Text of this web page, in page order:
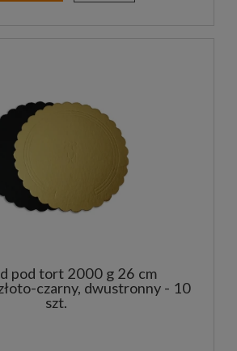
pod tort 2000 g 26 cm
czarny, dwustronny - 10
szt.